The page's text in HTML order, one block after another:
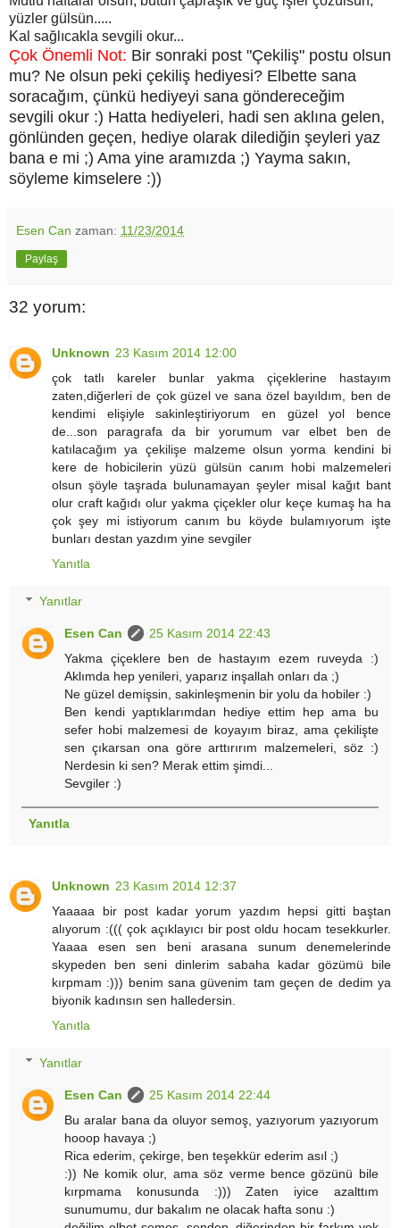
yüzler gülsün.....
Kal sağlıcakla sevgili okur...
Çok Önemli Not: Bir sonraki post "Çekiliş" postu olsun
mu? Ne olsun peki çekiliş hediyesi? Elbette sana
soracağım, çünkü hediyeyi sana göndereceğim
sevgili okur :) Hatta hediyeleri, hadi sen aklına gelen,
gönlünden geçen, hediye olarak dilediğin şeyleri yaz
bana e mi ;) Ama yine aramızda ;) Yayma sakın,
söyleme kimselere :))
Esen Can zaman: 11/23/2014
Paylaş
32 yorum:
Unknown 23 Kasım 2014 12:00
çok tatlı kareler bunlar yakma çiçeklerine hastayım
zaten,diğerleri de çok güzel ve sana özel bayıldım, ben de
kendimi elişiyle sakinleştiriyorum en güzel yol bence
de...son paragrafa da bir yorumum var elbet ben de
katılacağım ya çekilişe malzeme olsun yorma kendini bi
kere de hobicilerin yüzü gülsün canım hobi malzemeleri
olsun şöyle taşrada bulunamayan şeyler misal kağıt bant
olur craft kağıdı olur yakma çiçekler olur keçe kumaş ha ha
çok şey mi istiyorum canım bu köyde bulamıyorum işte
bunları destan yazdım yine sevgiler
Yanıtla
Yanıtlar
Esen Can
25 Kasım 2014 22:43
Yakma çiçeklere ben de hastayım ezem ruveyda :)
Aklımda hep yenileri, yaparız inşallah onları da ;)
Ne güzel demişsin, sakinleşmenin bir yolu da hobiler :)
Ben kendi yaptıklarımdan hediye ettim hep ama bu
sefer hobi malzemesi de koyayım biraz, ama çekilişte
sen çıkarsan ona göre arttırırım malzemeleri, söz :)
Nerdesin ki sen? Merak ettim şimdi...
Sevgiler :)
Yanıtla
Unknown 23 Kasım 2014 12:37
Yaaaaa bir post kadar yorum yazdım hepsi gitti baştan
alıyorum :((( çok açıklayıcı bir post oldu hocam tesekkurler.
Yaaaa esen sen beni arasana sunum denemelerinde
skypeden ben seni dinlerim sabaha kadar gözümü bile
kırpmam :))) benim sana güvenim tam geçen de dedim ya
biyonik kadınsın sen halledersin.
Yanıtla
Yanıtlar
Esen Can
25 Kasım 2014 22:44
Bu aralar bana da oluyor semoş, yazıyorum yazıyorum
hooop havaya ;)
Rica ederim, çekirge, ben teşekkür ederim asıl ;)
:)) Ne komik olur, ama söz verme bence gözünü bile
kırpmama konusunda :))) Zaten iyice azalttım
sunumumu, dur bakalım ne olacak hafta sonu :)